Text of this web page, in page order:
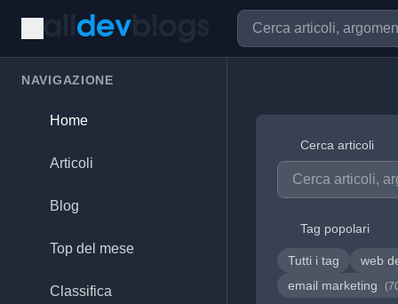
NAVIGAZIONE
Home
Articoli
Blog
Top del mese
Classifica
Cerca articoli
Tag popolari
Tutti i tag web
email marketing